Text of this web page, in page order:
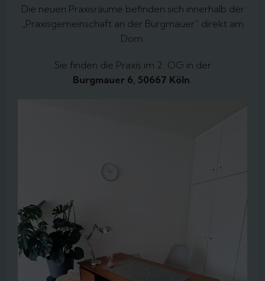
Die neuen Praxisräume befinden sich innerhalb der
„Praxisgemeinschaft an der Burgmauer“ direkt am
Dom.
Sie finden die Praxis im 2. OG in der
Burgmauer 6, 50667 Köln.